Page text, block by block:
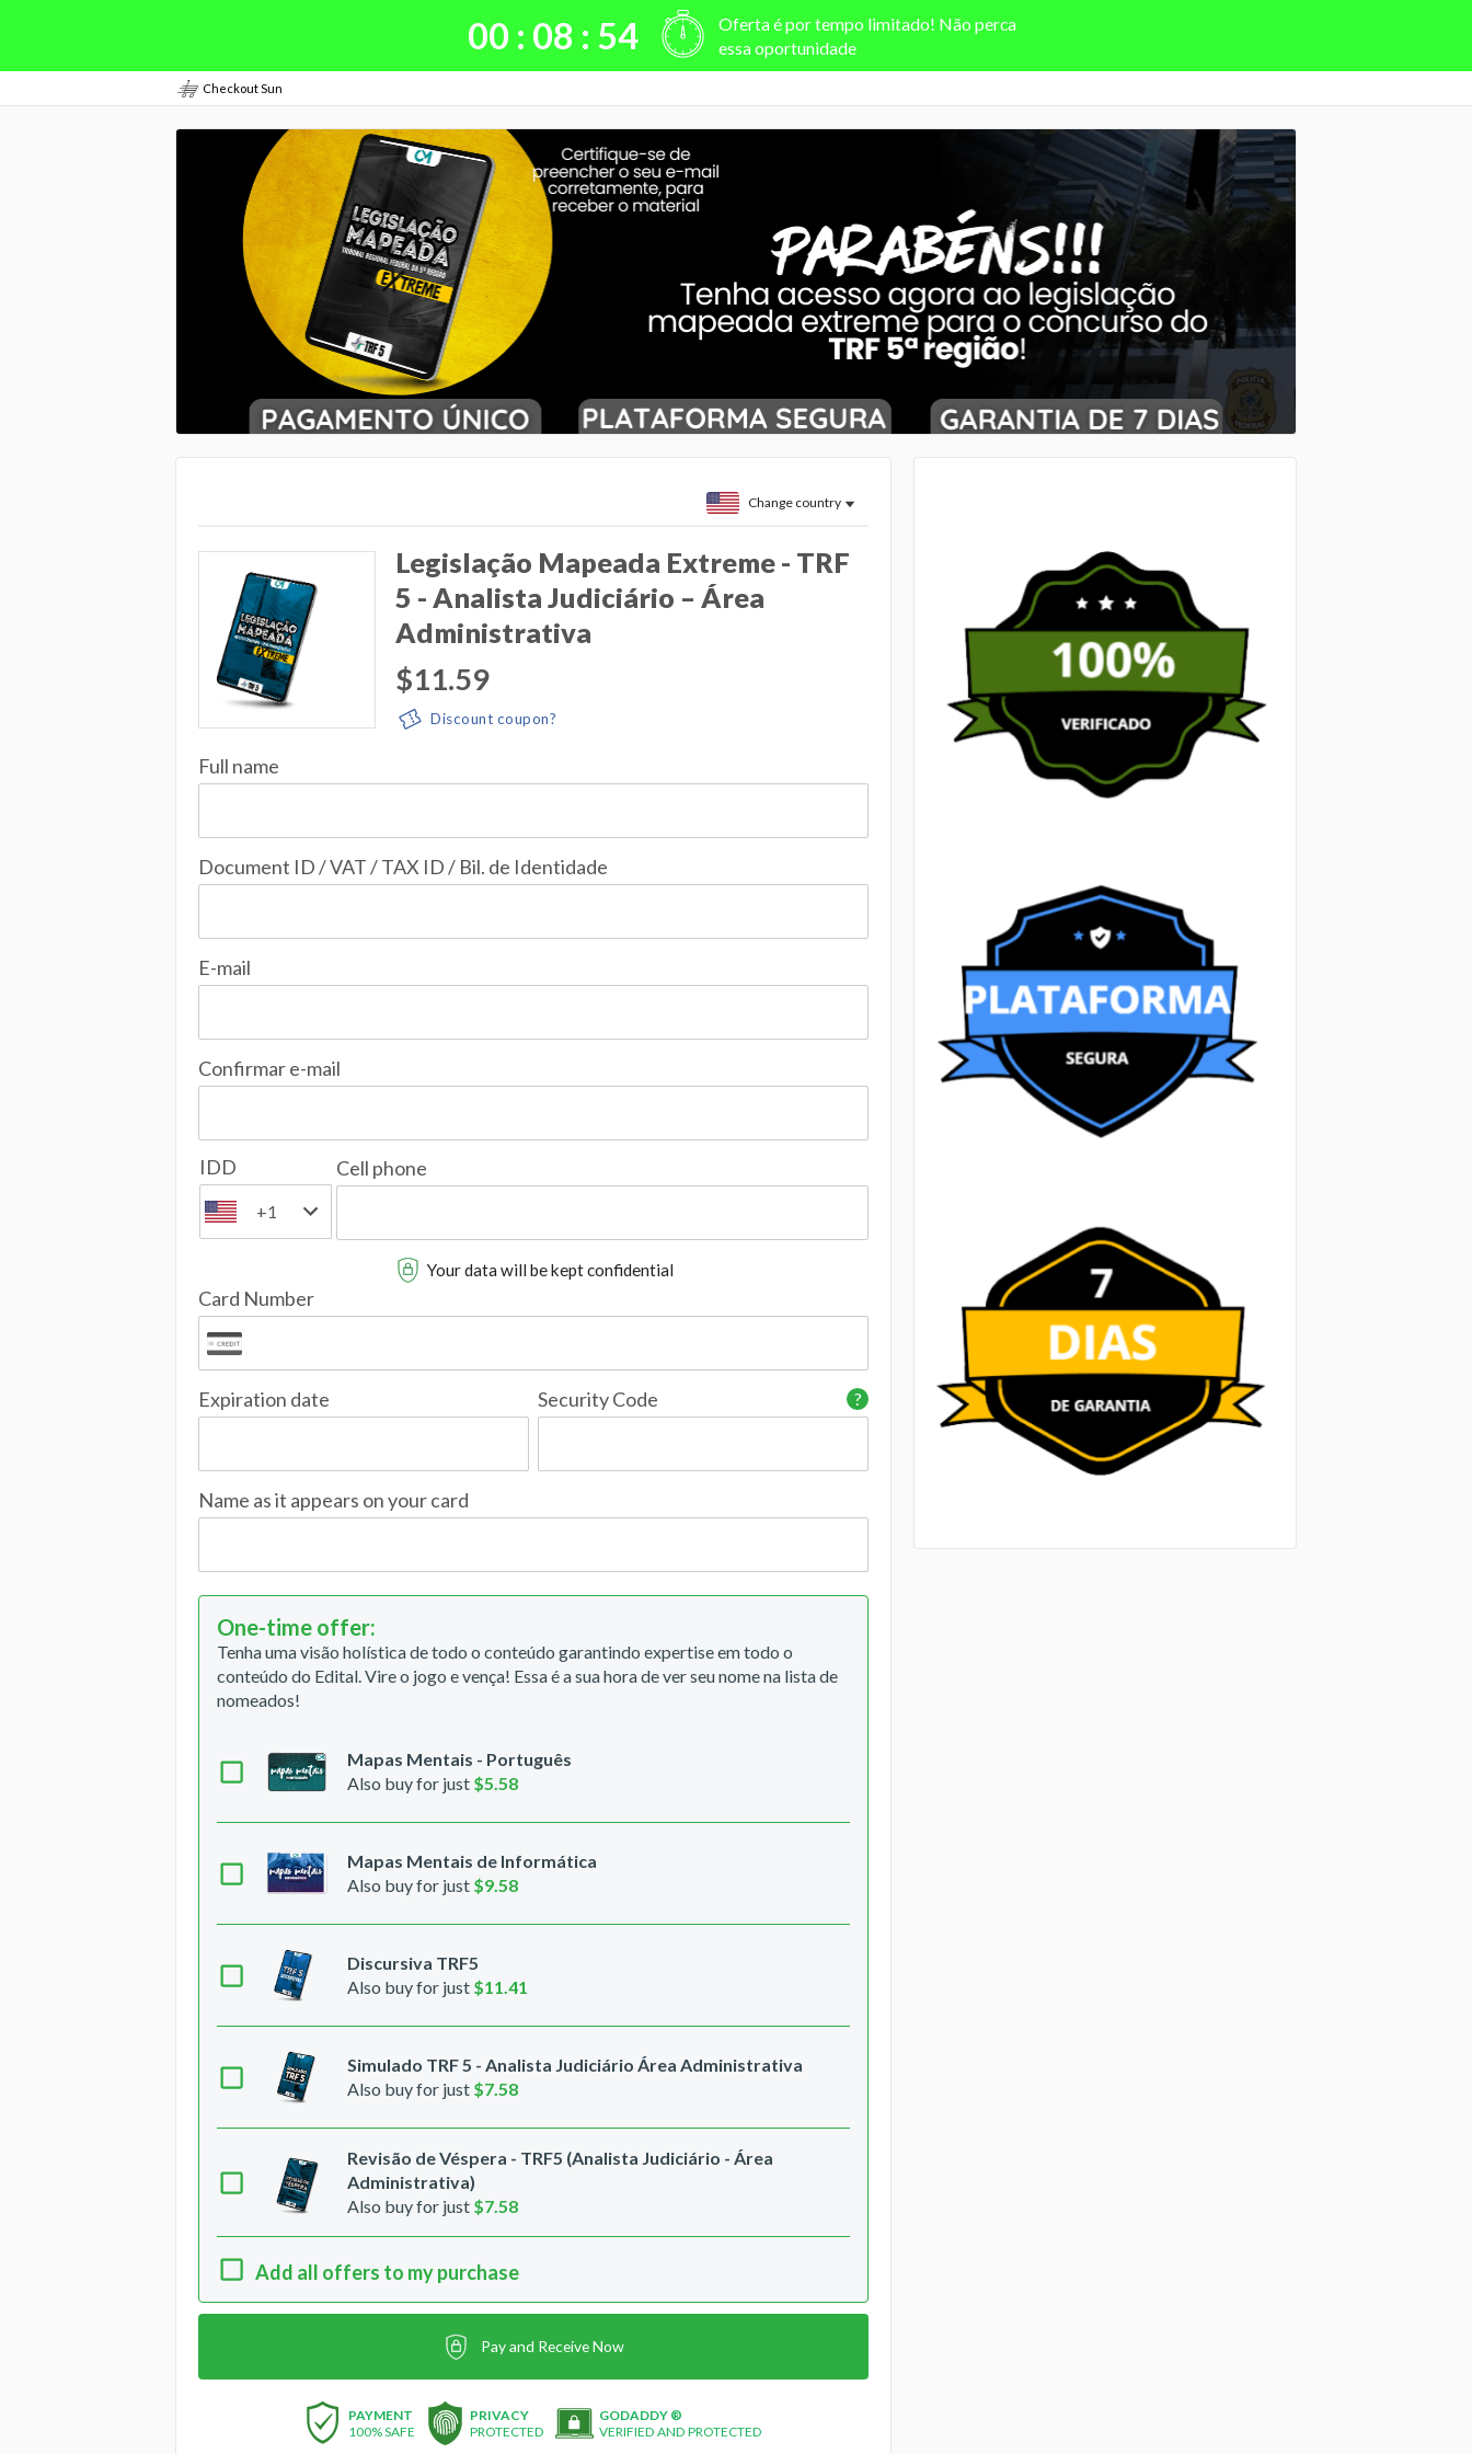
00 : 08 : 53
Oferta é por tempo limitado! Não perca
essa oportunidade
Checkout Sun
Change country
Legislação Mapeada Extreme - TRF
5 - Analista Judiciário – Área
Administrativa
$11.59
Discount coupon?
Full name
Document ID / VAT / TAX ID / Bil. de Identidade
E-mail
Confirmar e-mail
IDD
+1
Cell phone
Your data will be kept confidential
Card Number
Expiration date ?
Security Code
Name as it appears on your card
One-time offer:
Tenha uma visão holística de todo o conteúdo garantindo expertise em todo o
conteúdo do Edital. Vire o jogo e vença! Essa é a sua hora de ver seu nome na lista de
nomeados!
Mapas Mentais - Português
Also buy for just $5.58
Mapas Mentais de Informática
Also buy for just $9.58
Discursiva TRF5
Also buy for just $11.41
Simulado TRF 5 - Analista Judiciário Área Administrativa
Also buy for just $7.58
Revisão de Véspera - TRF5 (Analista Judiciário - Área
Administrativa)
Also buy for just $7.58
Add all offers to my purchase
Pay and Receive Now
PAYMENT
100% SAFE
PRIVACY
PROTECTED
GODADDY ®
VERIFIED AND PROTECTED